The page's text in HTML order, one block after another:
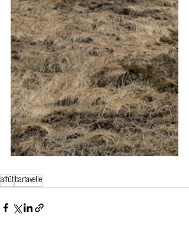
affût bartavelle